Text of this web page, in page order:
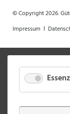
© Copyright 2026.
Navigation
Impressum